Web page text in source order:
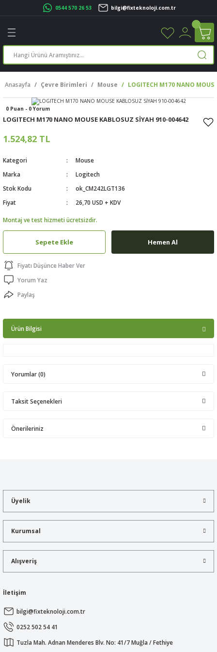
0544 570 26 53 bilgi@fixteknoloji.com.tr
Geri Dön
Geri Dön
Geri Dön
Yazıcı
Geri Dön
Geri Dön
Geri Dön
Geri Dön
Geri Dön
Anasayfa Çevre Birimleri Mouse LOGITECH M170 NANO
0 Puan - 0 Yorum
LOGITECH M170 NANO MOUSE KABLOSUZ SİYAH 910-004642
1.524,82 TL
Kategori
Mouse
Marka
Logitech
Stok Kodu
ok_CM242LGT136
Fiyat
26,70 USD + KDV
Montaj ve test hizmeti ücretsizdir.
Sepete Ekle Hemen Al
Fiyatı Düşünce Haber Ver
Yorum Yaz
Paylaş
Ürün Bilgisi
Yorumlar (0)
Taksit Seçenekleri
Önerileriniz
Ürün açıklamasında eksik bilgiler bulunuyor.
Ürün bilgilerinde hatalar bulunuyor.
Bu ürüne benzer farklı alternatifler olmalı.
Üyelik
Kurumsal
Alışveriş
İletişim
bilgi@fixteknoloji.com.tr
0252 502 54 41
Tuzla Mah. Adnan Menderes Blv. No: 41/7 Muğla / Fethiye